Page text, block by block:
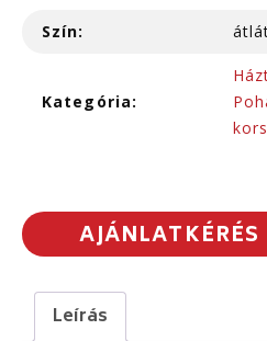
Szín:
Kategória:
AJÁNLATKÉRÉS
Leírás